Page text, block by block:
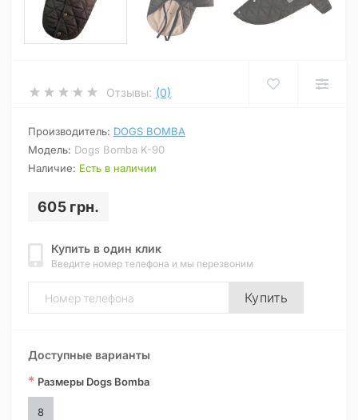
Отзывы: (0)
Производитель: DOGS BOMBA
Модель: Dogs Bomba K-90
Наличие: Есть в наличии
605 грн.
Купить в один клик
Введите номер телефона и мы перезвоним
Купить
Доступные варианты
* Размеры Dogs Bomba
8